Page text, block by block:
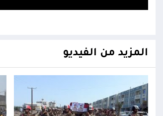
المزيد من الفيديو